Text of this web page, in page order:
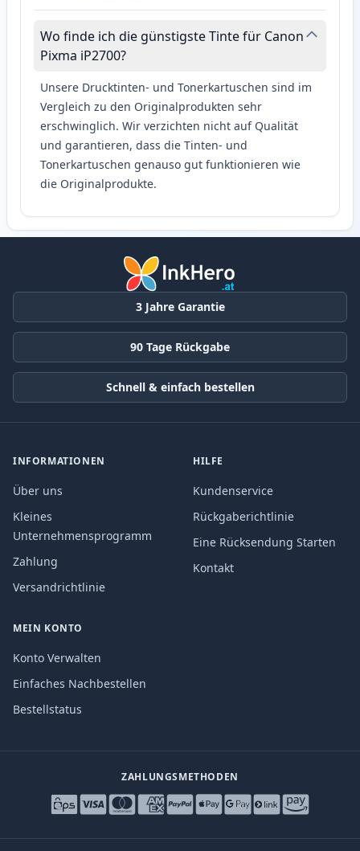
Wo finde ich die günstigste Tinte für Canon
Pixma iP2700?
Unsere Drucktinten- und Tonerkartuschen sind im
Vergleich zu den Originalprodukten sehr
erschwinglich. Wir verzichten nicht auf Qualität
und garantieren, dass die Tinten- und
Tonerkartuschen genauso gut funktionieren wie
die Originalprodukte.
3 Jahre Garantie
90 Tage Rückgabe
Schnell & einfach bestellen
INFORMATIONEN
Über uns
Kleines
Unternehmensprogramm
Zahlung
Versandrichtlinie
HILFE
Kundenservice
Rückgaberichtlinie
Eine Rücksendung Starten
Kontakt
MEIN KONTO
Konto Verwalten
Einfaches Nachbestellen
Bestellstatus
ZAHLUNGSMETHODEN